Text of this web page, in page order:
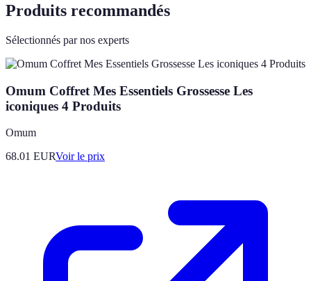
Produits recommandés
Sélectionnés par nos experts
Omum Coffret Mes Essentiels Grossesse Les
iconiques 4 Produits
Omum
68.01 EURVoir le prix